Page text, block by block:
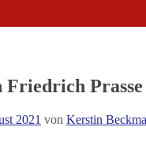
Friedrich Prasse
2021 von Kerstin